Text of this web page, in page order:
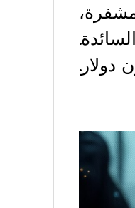
حوالي 3.81 تريليون دولار.